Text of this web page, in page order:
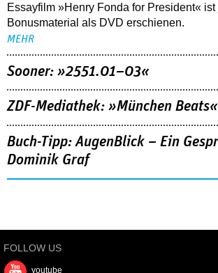
Essayfilm »Henry Fonda for President« ist
Bonusmaterial als DVD erschienen.
MEHR
Sooner: »2551.01–03«
ZDF-Mediathek: »München Beats«
Buch-Tipp: AugenBlick – Ein
Dominik Graf
FOLLOW US
youtube